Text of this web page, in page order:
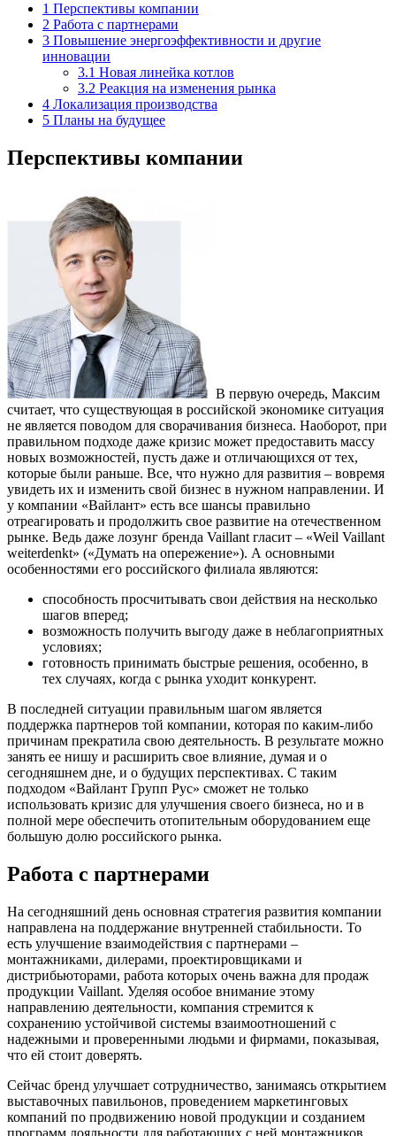
1 Перспективы компании
2 Работа с партнерами
3 Повышение энергоэффективности и другие
инновации
3.1 Новая линейка котлов
3.2 Реакция на изменения рынка
4 Локализация производства
5 Планы на будущее
Перспективы компании
В первую очередь, Максим
считает, что существующая в российской экономике ситуация
не является поводом для сворачивания бизнеса. Наоборот, при
правильном подходе даже кризис может предоставить массу
новых возможностей, пусть даже и отличающихся от тех,
которые были раньше. Все, что нужно для развития – вовремя
увидеть их и изменить свой бизнес в нужном направлении. И
у компании «Вайлант» есть все шансы правильно
отреагировать и продолжить свое развитие на отечественном
рынке. Ведь даже лозунг бренда Vaillant гласит – «Weil Vaillant
weiterdenkt» («Думать на опережение»). А основными
особенностями его российского филиала являются:
способность просчитывать свои действия на несколько
шагов вперед;
возможность получить выгоду даже в неблагоприятных
условиях;
готовность принимать быстрые решения, особенно, в
тех случаях, когда с рынка уходит конкурент.
В последней ситуации правильным шагом является
поддержка партнеров той компании, которая по каким-либо
причинам прекратила свою деятельность. В результате можно
занять ее нишу и расширить свое влияние, думая и о
сегодняшнем дне, и о будущих перспективах. С таким
подходом «Вайлант Групп Рус» сможет не только
использовать кризис для улучшения своего бизнеса, но и в
полной мере обеспечить отопительным оборудованием еще
большую долю российского рынка.
Работа с партнерами
На сегодняшний день основная стратегия развития компании
направлена на поддержание внутренней стабильности. То
есть улучшение взаимодействия с партнерами –
монтажниками, дилерами, проектировщиками и
дистрибьюторами, работа которых очень важна для продаж
продукции Vaillant. Уделяя особое внимание этому
направлению деятельности, компания стремится к
сохранению устойчивой системы взаимоотношений с
надежными и проверенными людьми и фирмами, показывая,
что ей стоит доверять.
Сейчас бренд улучшает сотрудничество, занимаясь открытием
выставочных павильонов, проведением маркетинговых
компаний по продвижению новой продукции и созданием
программ лояльности для работающих с ней монтажников.